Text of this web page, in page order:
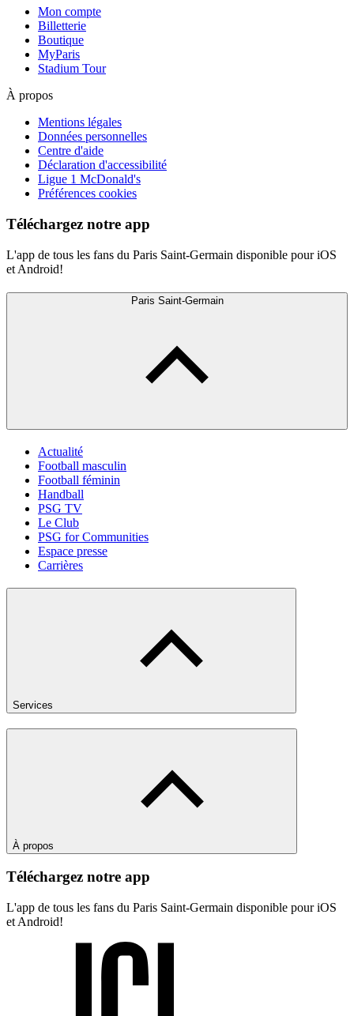
Mon compte
Billetterie
Boutique
MyParis
Stadium Tour
À propos
Mentions légales
Données personnelles
Centre d'aide
Déclaration d'accessibilité
Ligue 1 McDonald's
Préférences cookies
Téléchargez notre app
L'app de tous les fans du Paris Saint-Germain disponible pour iOS
et Android!
Paris Saint-Germain
Actualité
Football masculin
Football féminin
Handball
PSG TV
Le Club
PSG for Communities
Espace presse
Carrières
Services
À propos
Téléchargez notre app
L'app de tous les fans du Paris Saint-Germain disponible pour iOS
et Android!